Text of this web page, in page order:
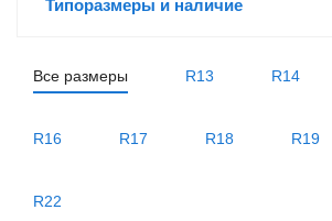
Типоразмеры и наличие
Все размеры R13 R14
R16 R17 R18 R19
R22